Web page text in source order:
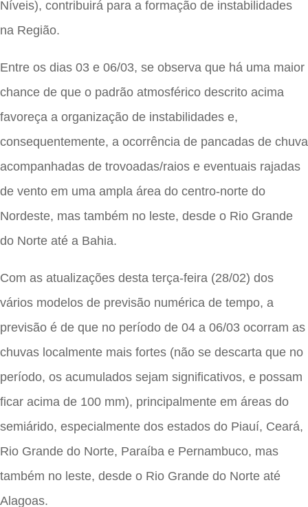
Níveis), contribuirá para a formação de instabilidades
na Região.
Entre os dias 03 e 06/03, se observa que há uma maior
chance de que o padrão atmosférico descrito acima
favoreça a organização de instabilidades e,
consequentemente, a ocorrência de pancadas de chuva
acompanhadas de trovoadas/raios e eventuais rajadas
de vento em uma ampla área do centro-norte do
Nordeste, mas também no leste, desde o Rio Grande
do Norte até a Bahia.
Com as atualizações desta terça-feira (28/02) dos
vários modelos de previsão numérica de tempo, a
previsão é de que no período de 04 a 06/03 ocorram as
chuvas localmente mais fortes (não se descarta que no
período, os acumulados sejam significativos, e possam
ficar acima de 100 mm), principalmente em áreas do
semiárido, especialmente dos estados do Piauí, Ceará,
Rio Grande do Norte, Paraíba e Pernambuco, mas
também no leste, desde o Rio Grande do Norte até
Alagoas.